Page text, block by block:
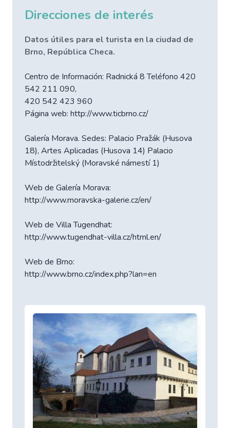
Direcciones de interés
Datos útiles para el turista en la ciudad de
Brno, República Checa.
Centro de Información: Radnická 8 Teléfono 420
542 211 090,
420 542 423 960
Página web: http://www.ticbrno.cz/
Galería Morava. Sedes: Palacio Pražák (Husova
18), Artes Aplicadas (Husova 14) Palacio
Místodržitelský (Moravské námestí 1)
Web de Galería Morava:
http://www.moravska-galerie.cz/en/
Web de Villa Tugendhat:
http://www.tugendhat-villa.cz/html.en/
Web de Brno:
http://www.brno.cz/index.php?lan=en